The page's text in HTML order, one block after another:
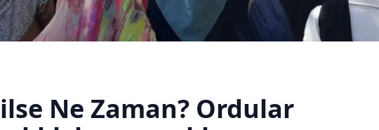
Ne Zaman? Ordular